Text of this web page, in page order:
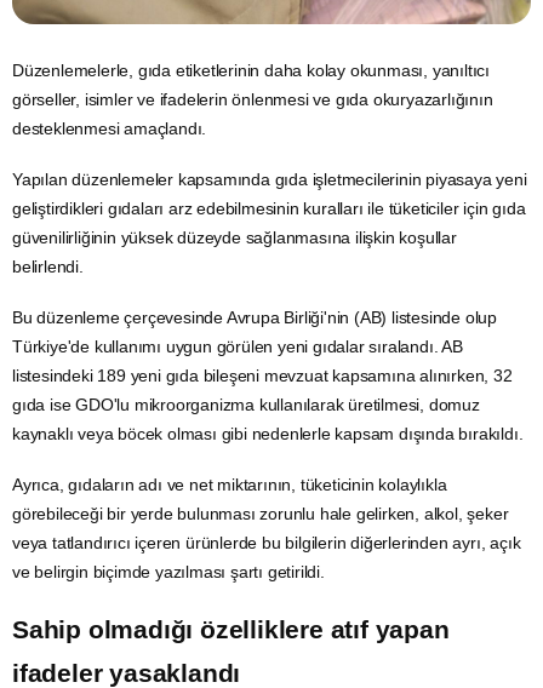
Düzenlemelerle, gıda etiketlerinin daha kolay okunması, yanıltıcı
görseller, isimler ve ifadelerin önlenmesi ve gıda okuryazarlığının
desteklenmesi amaçlandı.
Yapılan düzenlemeler kapsamında gıda işletmecilerinin piyasaya yeni
geliştirdikleri gıdaları arz edebilmesinin kuralları ile tüketiciler için gıda
güvenilirliğinin yüksek düzeyde sağlanmasına ilişkin koşullar
belirlendi.
Bu düzenleme çerçevesinde Avrupa Birliği'nin (AB) listesinde olup
Türkiye'de kullanımı uygun görülen yeni gıdalar sıralandı.AB
listesindeki 189 yeni gıda bileşeni mevzuat kapsamına alınırken, 32
gıda ise GDO'lu mikroorganizma kullanılarak üretilmesi, domuz
kaynaklı veya böcek olması gibi nedenlerle kapsam dışında bırakıldı.
Ayrıca, gıdaların adı ve net miktarının, tüketicinin kolaylıkla
görebileceği bir yerde bulunması zorunlu hale gelirken, alkol, şeker
veya tatlandırıcı içeren ürünlerde bu bilgilerin diğerlerinden ayrı, açık
ve belirgin biçimde yazılması şartı getirildi.
Sahip olmadığı özelliklere atıf yapan
ifadeler yasaklandı